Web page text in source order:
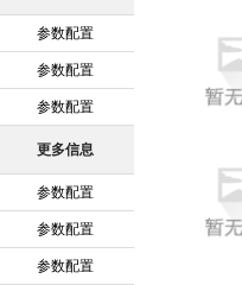
参数配置
参数配置
参数配置
更多信息
参数配置
参数配置
参数配置